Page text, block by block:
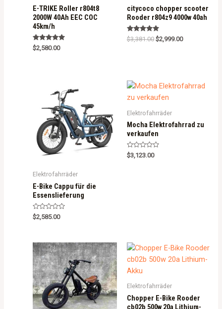
E-TRIKE Roller r804t8
2000W 40Ah EEC COC
45km/h
Rated
5.00
$2,580.00
citycoco chopper scooter
Rooder r804z9 4000w 40ah
Rated
5.00
$3,381.00 $2,999.00
Elektrofahrräder
E-Bike Cappu für die
Essenslieferung
R
a
0
o
u
t
o
f
5
$2,585.00
Elektrofahrräder
Mocha Elektrofahrrad zu
verkaufen
R
a
$3,123.00
Elektrofahrräder
Chopper E-Bike Rooder
cb02b 500w 20a Lithium-